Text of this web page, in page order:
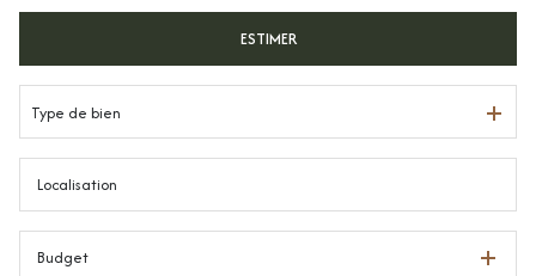
De l'immo pro
ESTIMER
Type de bien
Budget